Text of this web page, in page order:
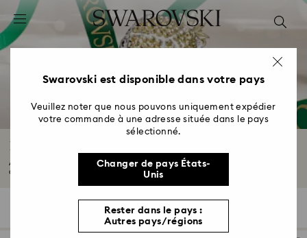
Accesskeys list
0 - Header
2 - Footer
4 - Search results
Décorations d’intérieur
Ajoutez une touche d'émerveillement à votre maison grâce à nos accessoires
de...
Filtres
Filtres
Swarovski est disponible dans votre pays
Veuillez noter que nous pouvons uniquement expédier
votre commande à une adresse située dans le pays
sélectionné.
Changer de pays États-
Unis
Rester dans le pays :
Autres pays/régions